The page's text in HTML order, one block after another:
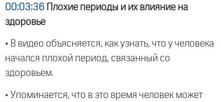
00:03:36 Плохие периоды и их влияние на
здоровье
• В видео объясняется, как узнать, что у человека
начался плохой период, связанный со
здоровьем.
• Упоминается, что в это время человек может